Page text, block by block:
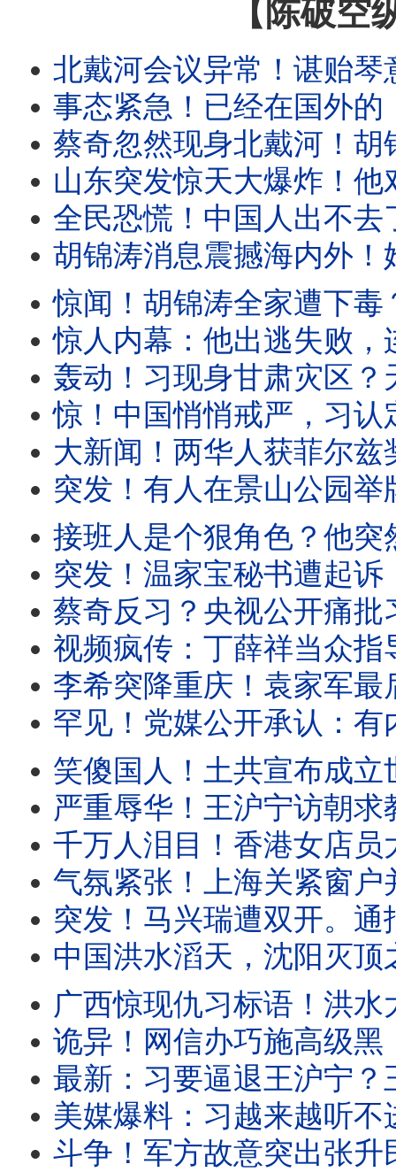
【陈破空
北戴河会议异常！谌贻琴意外缺席，为彭丽媛腾位？香港出大事
事态紧急！已经在国外的，千万别回去！回国就完蛋：遭强制放弃外国身份。体
蔡奇忽然现身北戴河！胡锦涛消息是习派故意放风？意在恐吓！传
山东突发惊天大爆炸！他对连任没把握？突然喊打黑一年，直到明年21大
全民恐慌！中国人出不去了，也回不去了！新规把中国变
胡锦涛消息震撼海内外！她否认发布，但未否认传言！五中全会：要把王岐
惊闻！胡锦涛全家遭下毒？全网疯传。习召集政治局开会，六个
惊人内幕：他出逃失败，连累多名政治局委员！境外势力打入
轰动！习现身甘肃灾区？天津突然军管！建高墙围堵全市、堵死出海口。中共
惊！中国悄悄戒严，习认定要出事？诡异！王岐山特殊亮相。李
大新闻！两华人获菲尔兹奖，致命打脸土共！他正在看恋爱小说，她曾在北大苦苦挣扎。
突发！有人在景山公园举牌，公开支持丁薛祥出任总书记。长春市委书记公开挑战中南海：
接班人是个狠角色？他突然发飙：谁不用谁就是叛徒！海归高官正要演讲，突
突发！温家宝秘书遭起诉，罪名稀奇。胡舒立压力大，被迫切割王岐山。
蔡奇反习？央视公开痛批习政策！内部爆猛料：大上海淹没，祸起下水道
视频疯传：丁薛祥当众指导习！上海女当面对习表不屑。大上海淹没，习大
李希突降重庆！袁家军最后亮相？他该立马叛逃。将有大事发生？深圳突然升
罕见！党媒公开承认：有内线爆料高层权力斗争。上海突变水城，半个中国泡
笑傻国人！土共宣布成立世界人工智能组织， 29国名单曝光，股市暴跌！上海人怒骂
严重辱华！王沪宁访朝求教世袭制？遭金正恩公开羞辱！这名政治局委
千万人泪目！香港女店员大义凛然，涉习禁书一夜畅销！川普突然发表
气氛紧张！上海关紧窗户并锁住，只因他彻底违背。盛传王岐山遭软禁
突发！马兴瑞遭双开。通报证实：他没反习！重点权色交易。全网
中国洪水滔天，沈阳灭顶之灾！中南海无所谓。民众自备秘密武
广西惊现仇习标语！洪水大火风灾，中国人遭遇权力傲慢！中南海只剩
诡异！网信办巧施高级黑，透露他两个新绰号。中国网红被捕，只因有
最新：习要逼退王沪宁？王副手突然被失踪！国安部副部长空降外
美媒爆料：习越来越听不进任何声音。派毒贩跨境攻击媒体人，国台办认了！
斗争！军方故意突出张升民，直接杠上蔡奇！广西当局偷偷泄洪，民